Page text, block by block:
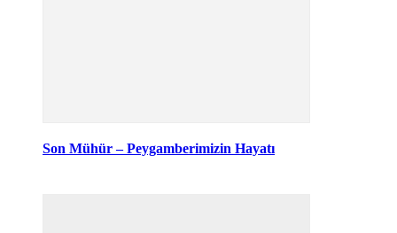
Son Mühür – Peygamberimizin Hayatı